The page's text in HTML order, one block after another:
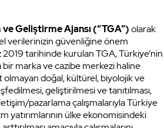
ve Geliştirme Ajansı (“TGA”)olarak
verilerinizin güvenliğine önem
tarihinde kurulan TGA, Türkiye’nin
bir marka ve cazibe merkezi haline
doğal, kültürel, biyolojik ve
geliştirilmesi ve tanıtılması,
pazarlama çalışmalarıyla Türkiye
yatırımlarının ülke ekonomisindeki